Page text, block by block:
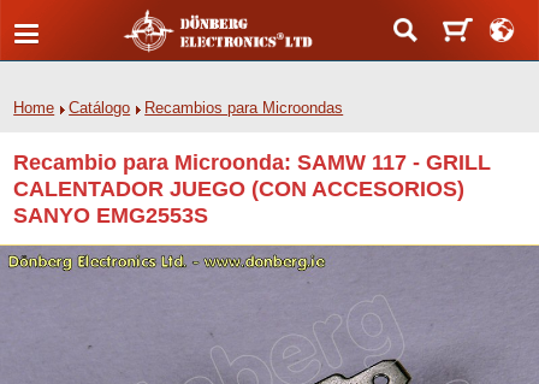
Home Catálogo Recambios para Microondas
Recambio para Microonda: SAMW 117 - GRILL
CALENTADOR JUEGO (CON ACCESORIOS)
SANYO EMG2553S